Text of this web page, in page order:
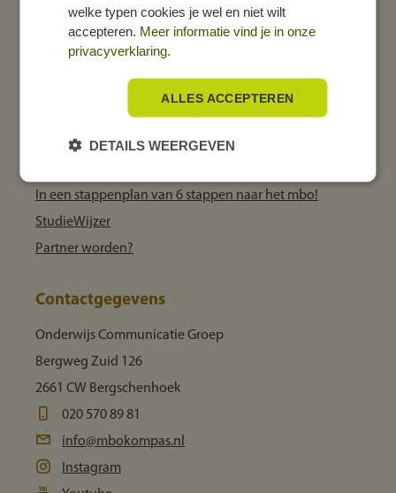
Disclaimer
Privacyverklaring
Cookie-instellingen
Het MBO Kompas helpt
In een stappenplan van 6 stappen naar het mbo!
StudieWijzer
Partner worden?
Contactgegevens
Onderwijs Communicatie Groep
Bergweg Zuid 126
2661 CW Bergschenhoek
020 570 89 81
info@mbokompas.nl
Instagram
welke typen cookies je wel en niet wilt
accepteren. Meer informatie vind je in onze
privacyverklaring.
ALLES ACCEPTEREN
DETAILS WEERGEVEN